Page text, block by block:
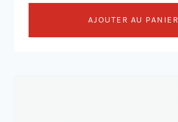
AJOUTER AU PANIER